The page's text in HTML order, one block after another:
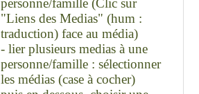
personne/famille (Clic sur
"Liens des Medias" (hum :
traduction) face au média)
- lier plusieurs medias à une
personne/famille : sélectionner
les médias (case à cocher)